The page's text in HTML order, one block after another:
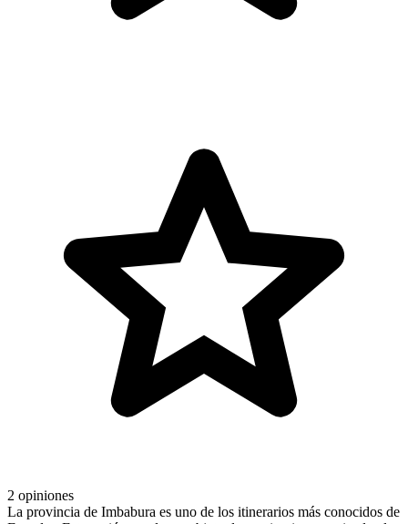
2 opiniones
La provincia de Imbabura es uno de los itinerarios más conocidos de